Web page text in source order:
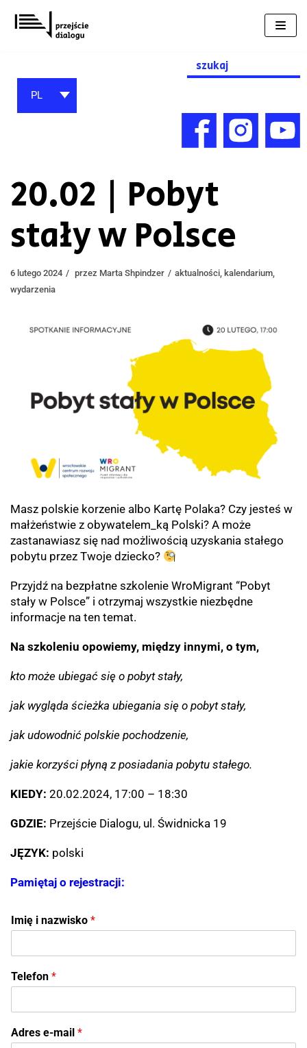
Przejdź
do
Search
for:
PL
20.02 | Pobyt
stały w Polsce
6 lutego 2024 przez Marta Shpindzer aktualności kalendarium
wydarzenia
Masz polskie korzenie albo Kartę Polaka? Czy jesteś w
małżeństwie z obywatelem_ką Polski? A może
zastanawiasz się nad możliwością uzyskania stałego
pobytu przez Twoje dziecko?
Przyjdź na bezpłatne szkolenie WroMigrant “Pobyt
stały w Polsce” i otrzymaj wszystkie niezbędne
informacje na ten temat.
Na szkoleniu opowiemy, między innymi, o tym,
kto może ubiegać się o pobyt stały,
jak wygląda ścieżka ubiegania się o pobyt stały,
jak udowodnić polskie pochodzenie,
jakie korzyści płyną z posiadania pobytu stałego.
KIEDY: 20.02.2024, 17:00 – 18:30
GDZIE: Przejście Dialogu, ul. Świdnicka 19
JĘZYK: polski
Pamiętaj o rejestracji:
Imię i nazwisko *
Telefon *
Adres e-mail *